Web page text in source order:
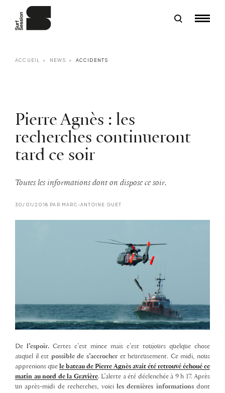
ACCUEIL NEWS ACCIDENTS
Pierre Agnès : les
recherches continueront
tard ce soir
Toutes les informations dont on dispose ce soir.
30/01/2018 PAR MARC-ANTOINE GUET
De l’espoir. Certes c’est mince mais c’est toujours quelque chose
auquel il est possible de s’accrocher et heureusement. Ce midi, nous
apprenions que le bateau de Pierre Agnès avait été retrouvé échoué ce
matin au nord de la Gravière. L’alerte a été déclenchée à 9 h 17. Après
un après-midi de recherches, voici les dernières informations dont